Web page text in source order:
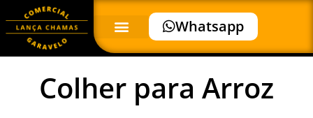
Whatsapp
Colher para Arroz